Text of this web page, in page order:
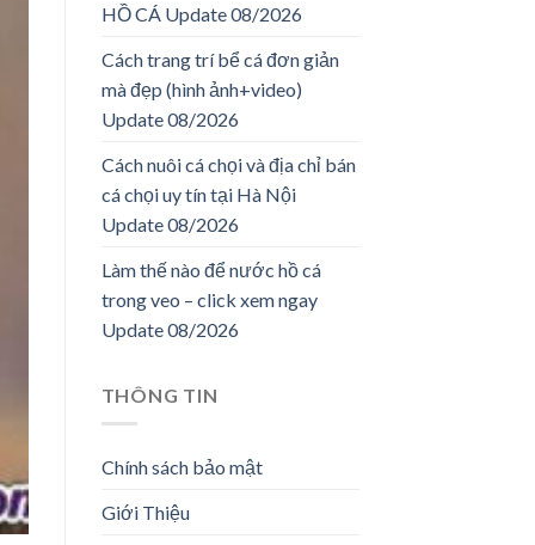
HỒ CÁ Update 08/2026
Cách trang trí bể cá đơn giản
mà đẹp (hình ảnh+video)
Update 08/2026
Cách nuôi cá chọi và địa chỉ bán
cá chọi uy tín tại Hà Nội
Update 08/2026
Làm thế nào để nước hồ cá
trong veo – click xem ngay
Update 08/2026
THÔNG TIN
Chính sách bảo mật
Giới Thiệu